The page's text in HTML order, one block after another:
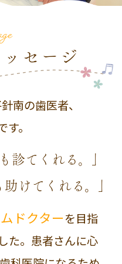
ッセージ
南の歯医者、
。
診てくれる。」
けてくれる。」
ドクターを目指
た。患者さんに心